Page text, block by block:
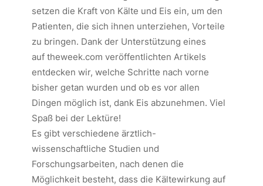
setzen die Kraft von Kälte und Eis ein, um den
Patienten, die sich ihnen unterziehen, Vorteile
zu bringen. Dank der Unterstützung eines
auftheweek.com veröffentlichten Artikels
entdecken wir, welche Schritte nach vorne
bisher getan wurden und ob es vor allen
Dingen möglich ist, dank Eis abzunehmen. Viel
Spaß bei der Lektüre!
Es gibt verschiedene ärztlich-
wissenschaftliche Studien und
Forschungsarbeiten, nach denen die
Möglichkeit besteht, dass die Kältewirkung auf